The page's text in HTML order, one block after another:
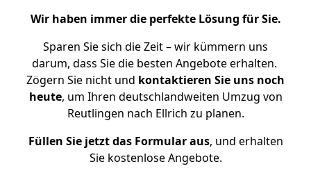
Wir haben immer die perfekte Lösung für Sie.
Sparen Sie sich die Zeit – wir kümmern uns
darum, dass Sie die besten Angebote erhalten.
Zögern Sie nicht und kontaktieren Sie uns noch
heute, um Ihren deutschlandweiten Umzug von
Reutlingen nach Ellrich zu planen.
Füllen Sie jetzt das Formular aus, und erhalten
Sie kostenlose Angebote.